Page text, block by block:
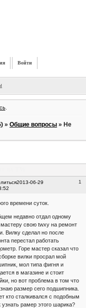
Войти
.
»Общие вопросы »Не
1
2013-06-29
времени суток.
недавно отдал одному
мастеру свою twху на ремонт
Вилку сделал но после
перестал работать
Горе мастер сказал что
вилки просрал мой
мол типа фигня и
в магазине и стоит
но вот проблема в том что
размер сего подшипника.
кто сталкивался с подобным
узнать рамер этого шарика?